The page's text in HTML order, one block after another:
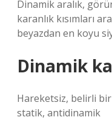
Dinamik aralık,
karanlık kısımları
beyazdan en koyu
Dinamik
Hareketsiz, belirli
statik, antidinamik